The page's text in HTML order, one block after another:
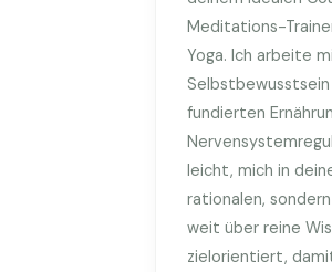
Meditations-
Yoga. Ich arbeite
fundierten
leicht, mich in
rationalen,
weit über reine
zielorientiert,